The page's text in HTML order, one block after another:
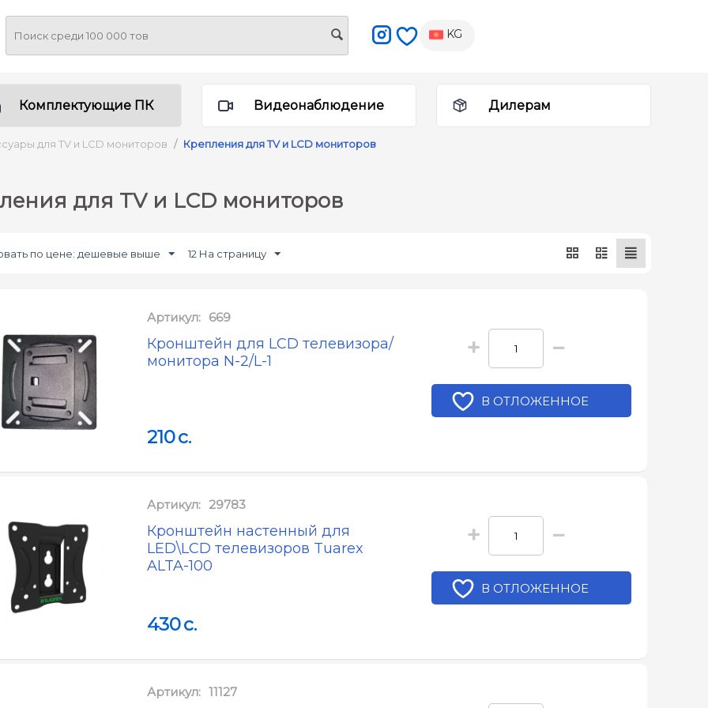
KG
Комплектующие ПК Видеонаблюдение Дилерам
для TV и LCD мониторов / Крепления для TV и LCD мониторов
для TV и LCD мониторов
по цене: дешевые выше 12 На страницу
Артикул: 669
Кронштейн для LCD телевизора/
монитора N-2/L-1
210c.
+ −
В ОТЛОЖЕННОЕ
Артикул: 29783
Кронштейн настенный для
LED\LCD телевизоров Tuarex
ALTA-100
430c.
+ −
В ОТЛОЖЕННОЕ
Артикул: 11127